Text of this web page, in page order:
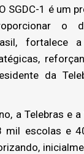
SGDC-1 é um
o
fortalece
da
a Telebras e
mil escolas e